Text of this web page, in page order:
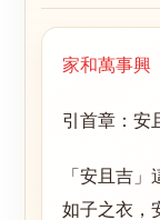
家和萬事興
引首章：安
「安且吉
如子之衣，